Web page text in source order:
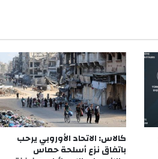
كالاس: الاتحاد الأوروبي يرحب
باتفاق نزع أسلحة حماس